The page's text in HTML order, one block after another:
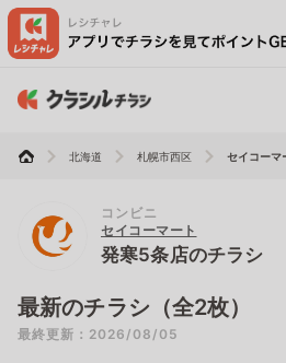
北海道 札幌市西区 セイコーマ
コンビニ
セイコーマート
発寒5条店のチラシ
最新のチラシ（全2枚）
最終更新：2026/08/05